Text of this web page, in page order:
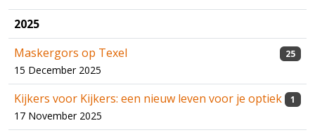
2025
Maskergors op Texel
15 December 2025
25
Kijkers voor Kijkers: een nieuw leven voor je optiek
17 November 2025
1